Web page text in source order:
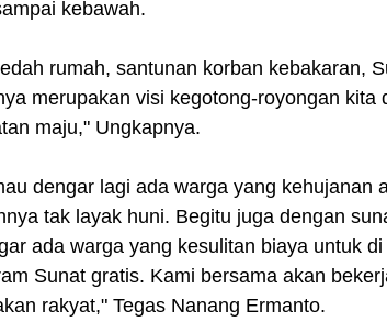
kebawah.
rumah, santunan korban kebakaran,
merupakan visi kegotong-royongan kita
maju," Ungkapnya.
dengar lagi ada warga yang kehujanan
tak layak huni. Begitu juga dengan
ada warga yang kesulitan biaya untuk
Sunat gratis. Kami bersama akan
rakyat," Tegas Nanang Ermanto.